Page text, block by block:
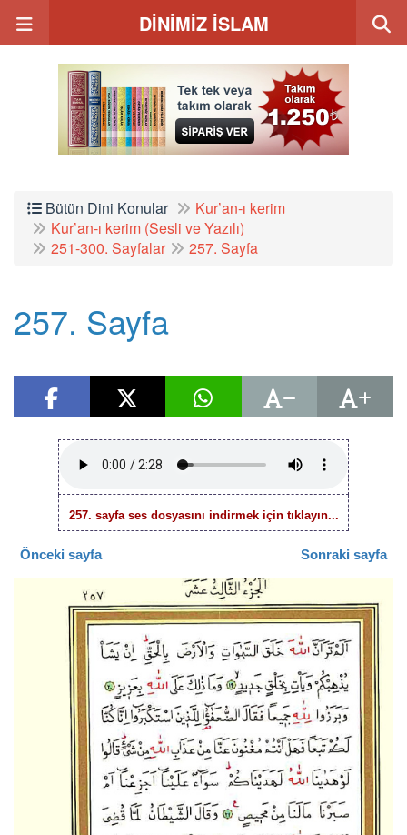
DİNİMİZ İSLAM
Bütün Dini Konular
Kur’an-ı kerim
Kur’an-ı kerim (Sesli ve Yazılı)
251-300. Sayfalar
257. Sayfa
257. Sayfa
257. sayfa ses dosyasını indirmek için tıklayın...
Önceki sayfa Sonraki sayfa